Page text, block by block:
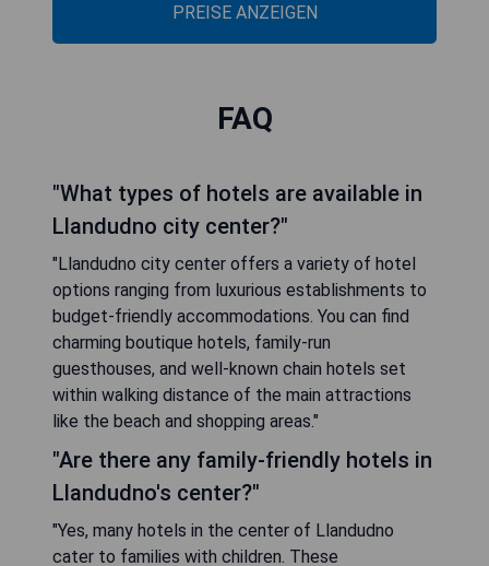
PREISE ANZEIGEN
FAQ
"What types of hotels are available in
Llandudno city center?"
"Llandudno city center offers a variety of hotel
options ranging from luxurious establishments to
budget-friendly accommodations. You can find
charming boutique hotels, family-run
guesthouses, and well-known chain hotels set
within walking distance of the main attractions
like the beach and shopping areas."
"Are there any family-friendly hotels in
Llandudno's center?"
"Yes, many hotels in the center of Llandudno
cater to families with children. These